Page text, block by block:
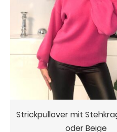
Strickpullover mit
oder Beige